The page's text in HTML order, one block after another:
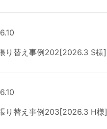
り替え事例202[2026.3 S様]
り替え事例203[2026.3 H様]